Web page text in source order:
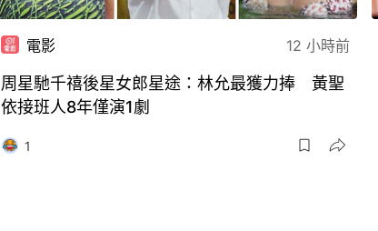
電影 12 小時前
周星馳千禧後星女郎星途：林允最獲力捧 黃聖
依接班人8年僅演1劇
1